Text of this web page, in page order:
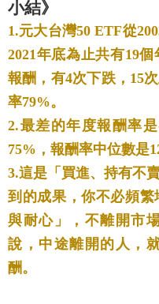
小結》
1.元大台灣50 ETF從
2021年底為止共有19
報酬，有4次下跌，15
率79%。
2.最差的年度報酬率
75%，報酬率中位數是
3.這是「買進、持有不
到的成果，你不必頻
與耐心」，不離開市
說，中途離開的人，
酬。